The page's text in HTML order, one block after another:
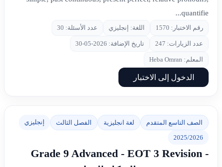
quantifie...
رقم الاختبار: 1570 اللغة: إنجليزي عدد الأسئلة: 30
عدد الزيارات: 247 تاريخ الإضافة: 2026-05-30
المعلم: Heba Omran
الدخول إلى الاختبار
الصف التاسع المتقدم لغة انجليزية الفصل الثالث إنجليزي
2025/2026
Grade 9 Advanced - EOT 3 Revision -